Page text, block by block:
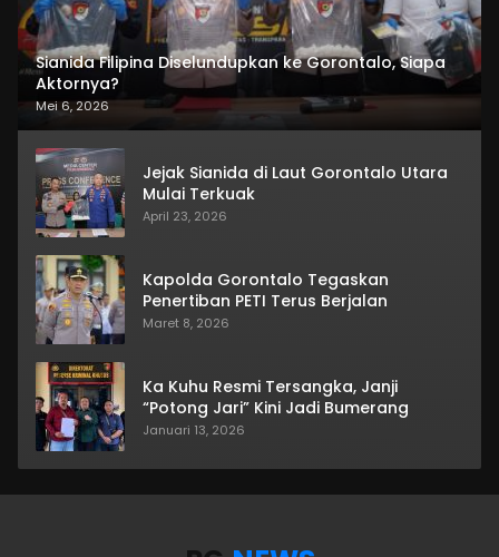
Sianida Filipina Diselundupkan ke Gorontalo, Siapa
Aktornya?
Mei 6, 2026
Jejak Sianida di Laut Gorontalo Utara
Mulai Terkuak
April 23, 2026
Kapolda Gorontalo Tegaskan
Penertiban PETI Terus Berjalan
Maret 8, 2026
Ka Kuhu Resmi Tersangka, Janji
“Potong Jari” Kini Jadi Bumerang
Januari 13, 2026